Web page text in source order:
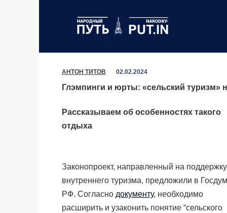
АНТОН ТИТОВ 02.02.2024
Глэмпинги и юрты: «сельский туризм»
Рассказываем об особенностях такого
отдыха
Законопроект, направленный на поддержку
внутреннего туризма, предложили в
РФ. Согласно документу, необходимо
расширить и узаконить понятие “сельского